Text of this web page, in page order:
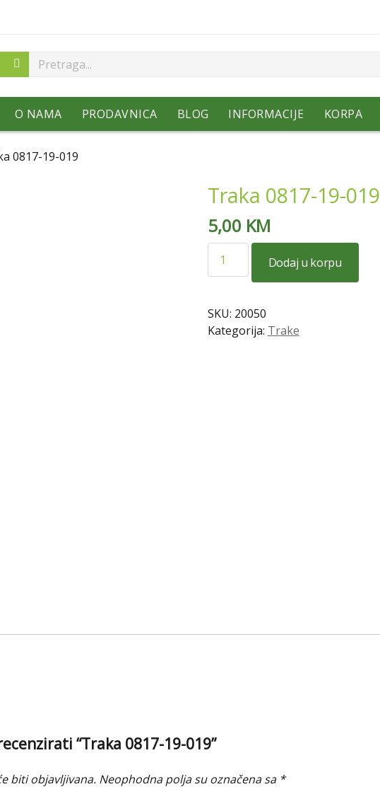
O NAMA PRODAVNICA BLOG INFORMACIJE KORPA
0817-19-019
Traka 0817-19-019
5,00 KM
0817-
količina
Dodaj u korpu
SKU: 20050
Kategorija: Trake
“Traka 0817-19-019”
biti objavljivana. Neophodna polja su označena sa *